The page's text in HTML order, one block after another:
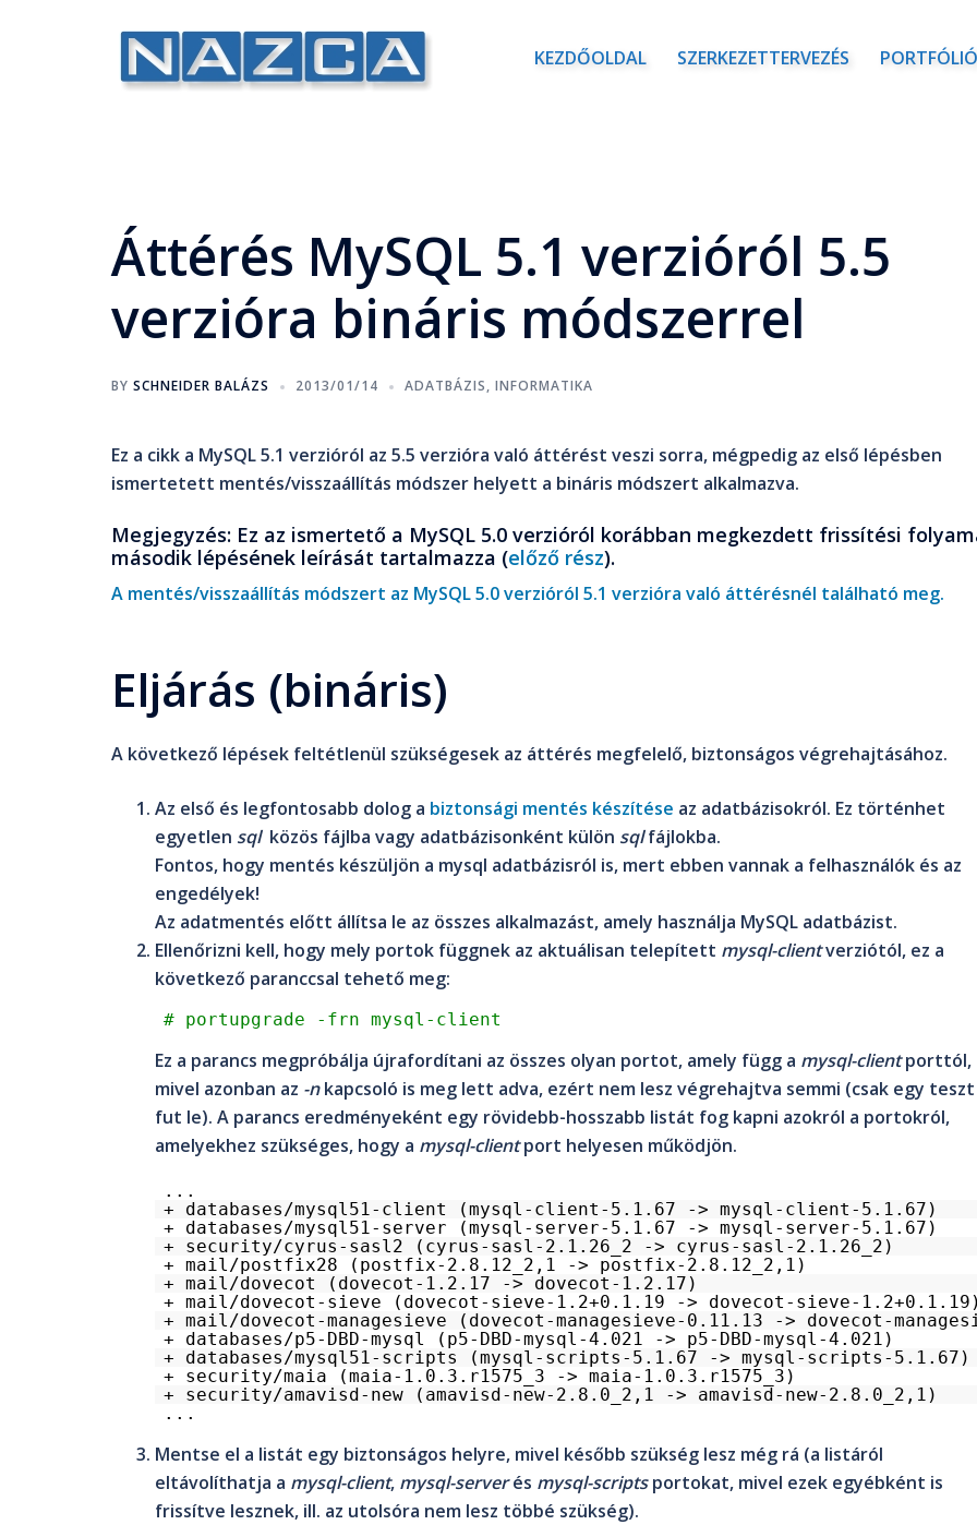
KEZDŐOLDAL SZERKEZETTERVEZÉS PORTFÓLIÓ
Áttérés MySQL 5.1 verzióról 5.5
verzióra bináris módszerrel
BY SCHNEIDER BALÁZS 2013/01/14 ADATBÁZIS, INFORMATIKA
Ez a cikk a MySQL 5.1 verzióról az 5.5 verzióra való áttérést veszi sorra, mégpedig az első lépésben
ismertetett mentés/visszaállítás módszer helyett a bináris módszert alkalmazva.
Megjegyzés: Ez az ismertető a MySQL 5.0 verzióról korábban megkezdett frissítési
második lépésének leírását tartalmazza (előző rész).
A mentés/visszaállítás módszert az MySQL 5.0 verzióról 5.1 verzióra való áttérésnél található meg.
Eljárás (bináris)
A következő lépések feltétlenül szükségesek az áttérés megfelelő, biztonságos végrehajtásához.
Az első és legfontosabb dolog a biztonsági mentés készítése az adatbázisokról. Ez történhet
egyetlen sqlközös fájlba vagy adatbázisonként külön sqlfájlokba.
Fontos, hogy mentés készüljön a mysql adatbázisról is, mert ebben vannak a felhasználók és az
engedélyek!
Az adatmentés előtt állítsa le az összes alkalmazást, amely használja MySQL adatbázist.
Ellenőrizni kell, hogy mely portok függnek az aktuálisan telepített mysql-clientverziótól, ez a
következő paranccsal tehető meg:
# portupgrade -frn mysql-client
Ez a parancs megpróbálja újrafordítani az összes olyan portot, amely függ a mysql-clientporttól,
mivel azonban az -nkapcsoló is meg lett adva, ezért nem lesz végrehajtva semmi (csak egy teszt
fut le). A parancs eredményeként egy rövidebb-hosszabb listát fog kapni azokról a portokról,
amelyekhez szükséges, hogy a mysql-clientport helyesen működjön.
...
+ databases/mysql51-client (mysql-client-5.1.67 -> mysql-client-5.1.67)
+ databases/mysql51-server (mysql-server-5.1.67 -> mysql-server-5.1.67)
+ security/cyrus-sasl2 (cyrus-sasl-2.1.26_2 -> cyrus-sasl-2.1.26_2)
+ mail/postfix28 (postfix-2.8.12_2,1 -> postfix-2.8.12_2,1)
+ mail/dovecot (dovecot-1.2.17 -> dovecot-1.2.17)
+ mail/dovecot-sieve (dovecot-sieve-1.2+0.1.19 -> dovecot-sieve-1.2+0.1.19)
+ mail/dovecot-managesieve (dovecot-managesieve-0.11.13 -> dovecot-
+ databases/p5-DBD-mysql (p5-DBD-mysql-4.021 -> p5-DBD-mysql-4.021)
+ databases/mysql51-scripts (mysql-scripts-5.1.67 -> mysql-scripts-5.1.67)
+ security/maia (maia-1.0.3.r1575_3 -> maia-1.0.3.r1575_3)
+ security/amavisd-new (amavisd-new-2.8.0_2,1 -> amavisd-new-2.8.0_2,1)
...
Mentse el a listát egy biztonságos helyre, mivel később szükség lesz még rá (a listáról
eltávolíthatja a mysql-client, mysql-serverés mysql-scriptsportokat, mivel ezek egyébként is
frissítve lesznek, ill. az utolsóra nem lesz többé szükség).